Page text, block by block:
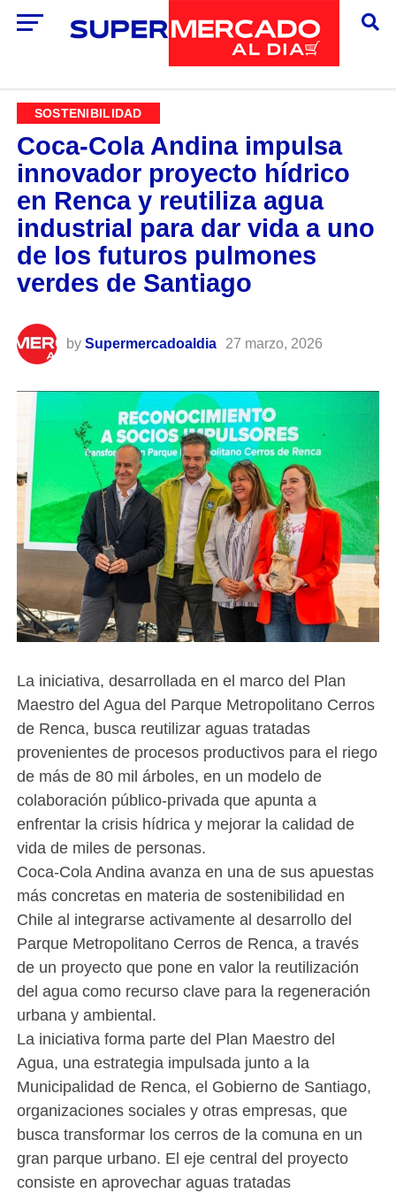
SOSTENIBILIDAD
Coca-Cola Andina impulsa
innovador proyecto hídrico
en Renca y reutiliza agua
industrial para dar vida a uno
de los futuros pulmones
verdes de Santiago
by Supermercadoaldia 27 marzo, 2026
La iniciativa, desarrollada en el marco del Plan
Maestro del Agua del Parque Metropolitano Cerros
de Renca, busca reutilizar aguas tratadas
provenientes de procesos productivos para el riego
de más de 80 mil árboles, en un modelo de
colaboración público-privada que apunta a
enfrentar la crisis hídrica y mejorar la calidad de
vida de miles de personas.
Coca-Cola Andina avanza en una de sus apuestas
más concretas en materia de sostenibilidad en
Chile al integrarse activamente al desarrollo del
Parque Metropolitano Cerros de Renca, a través
de un proyecto que pone en valor la reutilización
del agua como recurso clave para la regeneración
urbana y ambiental.
La iniciativa forma parte del Plan Maestro del
Agua, una estrategia impulsada junto a la
Municipalidad de Renca, el Gobierno de Santiago,
organizaciones sociales y otras empresas, que
busca transformar los cerros de la comuna en un
gran parque urbano. El eje central del proyecto
consiste en aprovechar aguas tratadas